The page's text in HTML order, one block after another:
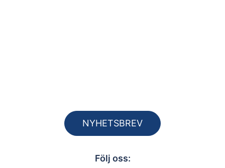
NYHETSBREV
Följ oss: